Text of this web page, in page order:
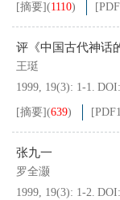
[摘要](1110) [PDF
评《中国古代神话
王珽
1999, 19(3): 1-1. DOI:
[摘要](639) [PDF
张九一
罗全灏
1999, 19(3): 1-2. DOI: